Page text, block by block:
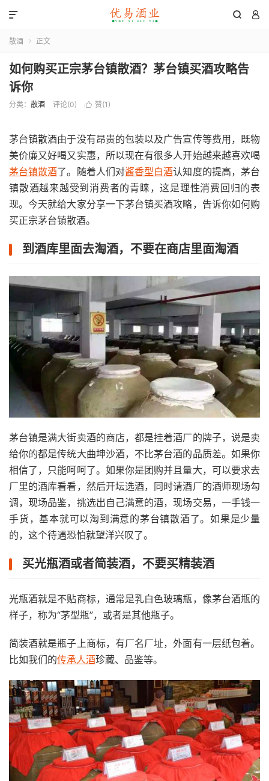
 

散酒  正文
如何购买正宗茅台镇散酒？茅台镇买酒攻略告
诉你
分类： 散酒 评论(0)  赞(1 )
茅台镇散酒由于没有昂贵的包装以及广告宣传等费用，既物
美价廉又好喝又实惠，所以现在有很多人开始越来越喜欢喝
茅台镇散酒了。随着人们对酱香型白酒认知度的提高，茅台
镇散酒越来越受到消费者的青睐，这是理性消费回归的表
现。今天就给大家分享一下茅台镇买酒攻略，告诉你如何购
买正宗茅台镇散酒。
到酒库里面去淘酒，不要在商店里面淘酒
茅台镇是满大街卖酒的商店，都是挂着酒厂的牌子，说是卖
给你的都是传统大曲坤沙酒，不比茅台酒的品质差。如果你
相信了，只能呵呵了。如果你是团购并且量大，可以要求去
厂里的酒库看看，然后开坛选酒，同时请酒厂的酒师现场勾
调，现场品鉴，挑选出自己满意的酒，现场交易，一手钱一
手货，基本就可以淘到满意的茅台镇散酒了。如果是少量
的，这个待遇恐怕就望洋兴叹了。
买光瓶酒或者简装酒，不要买精装酒
光瓶酒就是不贴商标，通常是乳白色玻璃瓶，像茅台酒瓶的
样子，称为“茅型瓶”，或者是其他瓶子。
简装酒就是瓶子上商标，有厂名厂址，外面有一层纸包着。
比如我们的传承人酒珍藏、品鉴等。